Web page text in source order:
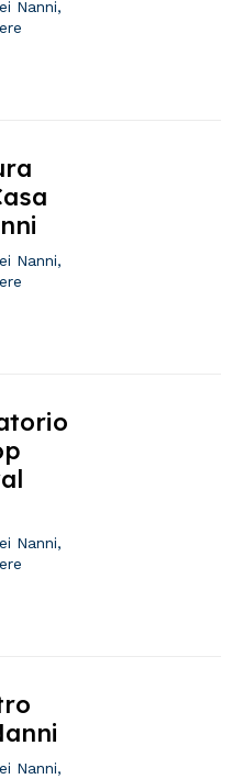
Nanni,
Nanni,
Nanni,
Nanni,